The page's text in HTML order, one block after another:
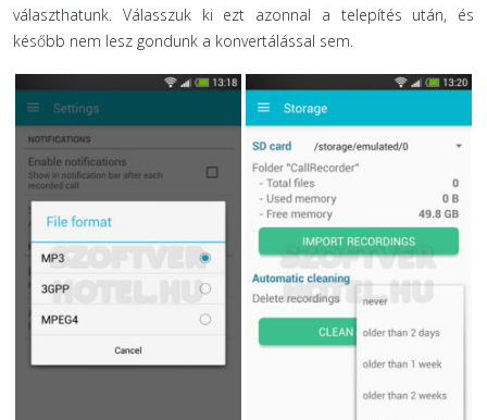
választhatunk. Válasszuk ki ezt azonnal a telepítés után, és
később nem lesz gondunk a konvertálással sem.